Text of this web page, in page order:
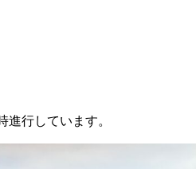
行しています。